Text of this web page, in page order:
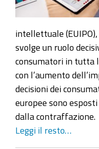
intellettuale
svolge un ruolo
consumatori in tutta
con l’aumento
decisioni dei
europee sono
dalla contraffazione.
Leggi il resto…